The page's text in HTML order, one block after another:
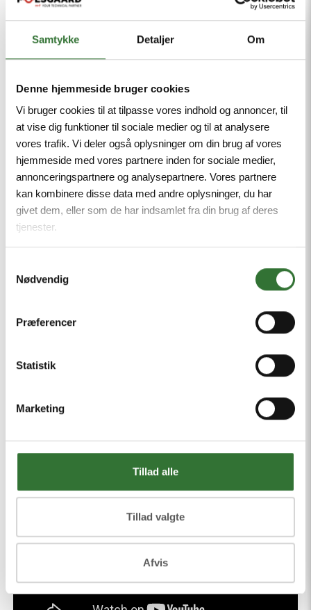
Samtykke Detaljer Om
Denne hjemmeside bruger cookies
Vi bruger cookies til at tilpasse vores indhold og annoncer, til
at vise dig funktioner til sociale medier og til at analysere
vores trafik. Vi deler også oplysninger om din brug af vores
hjemmeside med vores partnere inden for sociale medier,
annonceringspartnere og analysepartnere. Vores partnere
kan kombinere disse data med andre oplysninger, du har
givet dem, eller som de har indsamlet fra din brug af deres
tjenester.
Nødvendig
Præferencer
Statistik
Marketing
Tillad alle
Tillad valgte
Afvis
siden på kølecontainerne.
Med løse kabler kan flere
uhensigtsmæssigheder opstå, når
containeren flyttes. Brud på kablet hvis
det bliver klemt, personskade pga.
løsthængende stik og potentielle skade
på varer, hvis containeren hænger fast
og svinger ujævnt.
Med udviklingen af HF Cable Coiler har
Følsgaard været med til at øge
reparationsomkostninger på kabler og
med håndtering af kølecontainere.